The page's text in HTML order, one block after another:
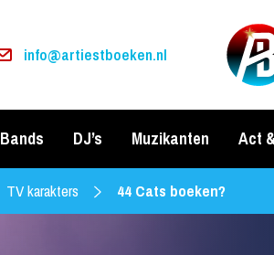
info@artiestboeken.nl
Bands DJ’s Muzikanten Act
TV karakters 44 Cats boeken?